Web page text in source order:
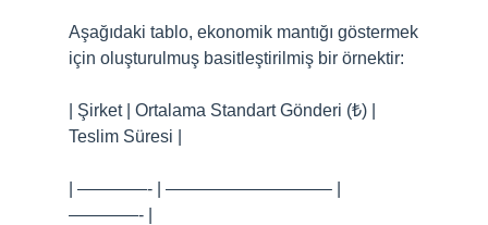
Aşağıdaki tablo, ekonomik mantığı göstermek
için oluşturulmuş basitleştirilmiş bir örnektir:
| Şirket | Ortalama Standart Gönderi (₺) |
Teslim Süresi |
| ————- | —————————– |
————- |